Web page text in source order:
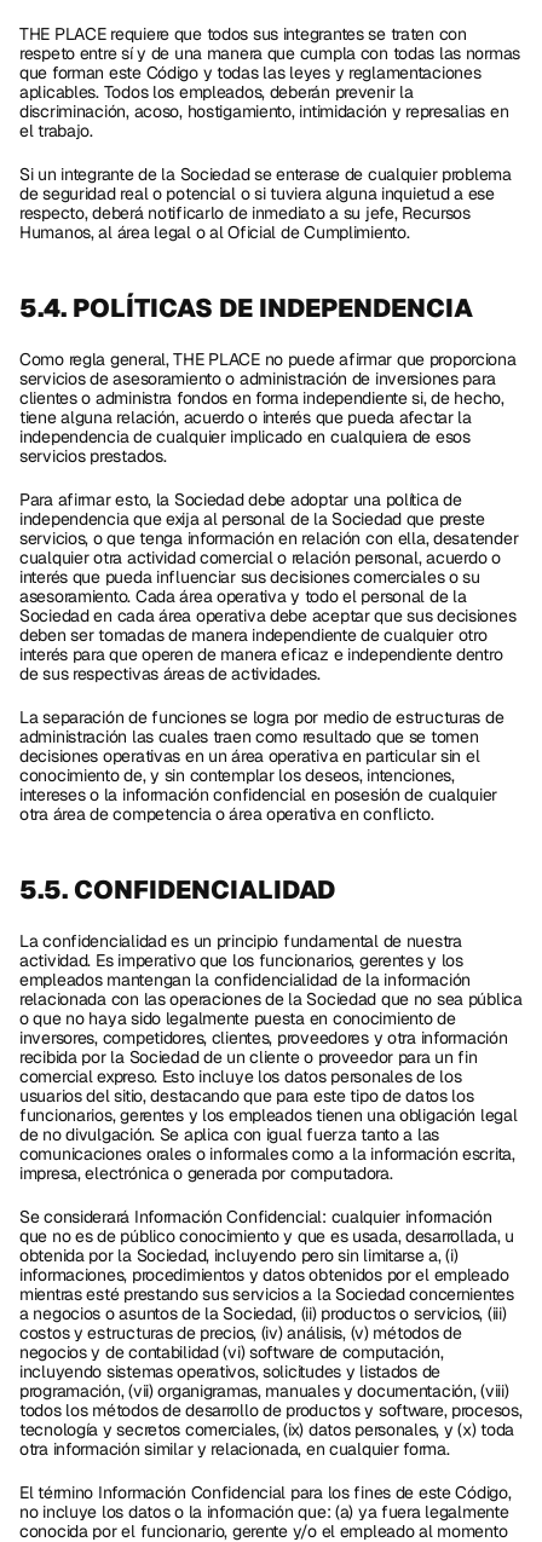
THE PLACE requiere que todos sus integrantes se traten con
respeto entre sí y de una manera que cumpla con todas las normas
que forman este Código y todas las leyes y reglamentaciones
aplicables. Todos los empleados, deberán prevenir la
discriminación, acoso, hostigamiento, intimidación y represalias en
el trabajo.
Si un integrante de la Sociedad se enterase de cualquier problema
de seguridad real o potencial o si tuviera alguna inquietud a ese
respecto, deberá notificarlo de inmediato a su jefe, Recursos
Humanos, al área legal o al Oficial de Cumplimiento.
5.4. POLÍTICAS DE INDEPENDENCIA
Como regla general, THE PLACE no puede afirmar que proporciona
servicios de asesoramiento o administración de inversiones para
clientes o administra fondos en forma independiente si, de hecho,
tiene alguna relación, acuerdo o interés que pueda afectar la
independencia de cualquier implicado en cualquiera de esos
servicios prestados.
Para afirmar esto, la Sociedad debe adoptar una política de
independencia que exija al personal de la Sociedad que preste
servicios, o que tenga información en relación con ella, desatender
cualquier otra actividad comercial o relación personal, acuerdo o
interés que pueda influenciar sus decisiones comerciales o su
asesoramiento. Cada área operativa y todo el personal de la
Sociedad en cada área operativa debe aceptar que sus decisiones
deben ser tomadas de manera independiente de cualquier otro
interés para que operen de manera eficaz e independiente dentro
de sus respectivas áreas de actividades.
La separación de funciones se logra por medio de estructuras de
administración las cuales traen como resultado que se tomen
decisiones operativas en un área operativa en particular sin el
conocimiento de, y sin contemplar los deseos, intenciones,
intereses o la información confidencial en posesión de cualquier
otra área de competencia o área operativa en conflicto.
5.5. CONFIDENCIALIDAD
La confidencialidad es un principio fundamental de nuestra
actividad. Es imperativo que los funcionarios, gerentes y los
empleados mantengan la confidencialidad de la información
relacionada con las operaciones de la Sociedad que no sea pública
o que no haya sido legalmente puesta en conocimiento de
inversores, competidores, clientes, proveedores y otra información
recibida por la Sociedad de un cliente o proveedor para un fin
comercial expreso. Esto incluye los datos personales de los
usuarios del sitio, destacando que para este tipo de datos los
funcionarios, gerentes y los empleados tienen una obligación legal
de no divulgación. Se aplica con igual fuerza tanto a las
comunicaciones orales o informales como a la información escrita,
impresa, electrónica o generada por computadora.
Se considerará Información Confidencial: cualquier información
que no es de público conocimiento y que es usada, desarrollada, u
obtenida por la Sociedad, incluyendo pero sin limitarse a, (i)
informaciones, procedimientos y datos obtenidos por el empleado
mientras esté prestando sus servicios a la Sociedad concernientes
a negocios o asuntos de la Sociedad, (ii) productos o servicios, (iii)
costos y estructuras de precios, (iv) análisis, (v) métodos de
negocios y de contabilidad (vi) software de computación,
incluyendo sistemas operativos, solicitudes y listados de
programación, (vii) organigramas, manuales y documentación, (viii)
todos los métodos de desarrollo de productos y software, procesos,
tecnología y secretos comerciales, (ix) datos personales, y (x) toda
otra información similar y relacionada, en cualquier forma.
El término Información Confidencial para los fines de este Código,
no incluye los datos o la información que: (a) ya fuera legalmente
conocida por el funcionario, gerente y/o el empleado al momento